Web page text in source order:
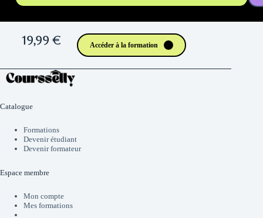
19,99 € Accéder à la formation
Catalogue
Formations
Devenir étudiant
Devenir formateur
Espace membre
Mon compte
Mes formations